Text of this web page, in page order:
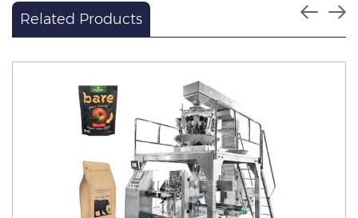
Related Products